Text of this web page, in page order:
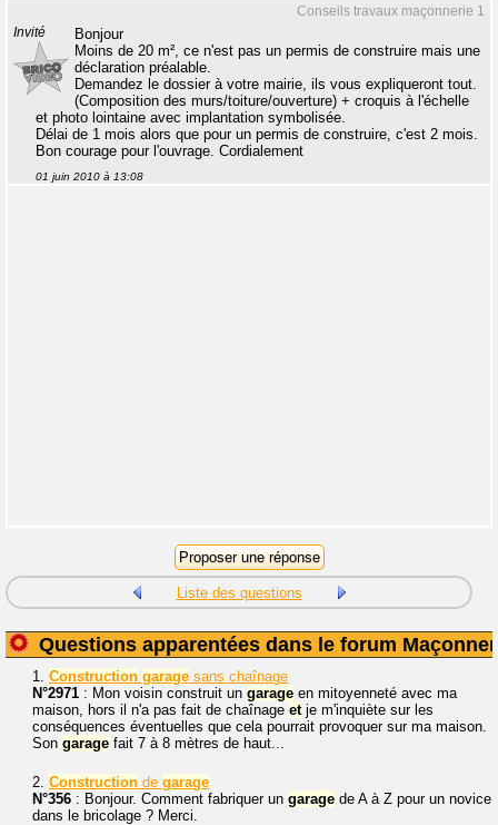
Conseils travaux maçonnerie 1
Invité
Bonjour
Moins de 20 m², ce n'est pas un permis de construire mais une
déclaration préalable.
Demandez le dossier à votre mairie, ils vous expliqueront tout.
(Composition des murs/toiture/ouverture) + croquis à l'échelle
et photo lointaine avec implantation symbolisée.
Délai de 1 mois alors que pour un permis de construire, c'est 2 mois.
Bon courage pour l'ouvrage. Cordialement
01 juin 2010 à 13:08
Liste des questions
Questions apparentées dans le forum
1. Construction garage sans chaînage
N°2971 : Mon voisin construit un garage en mitoyenneté avec ma
maison, hors il n'a pas fait de chaînage etje m'inquiète sur les
conséquences éventuelles que cela pourrait provoquer sur ma maison.
Son garage fait 7 à 8 mètres de haut...
2. Construction de garage
N°356 : Bonjour. Comment fabriquer un garage de A à Z pour un novice
dans le bricolage ? Merci.